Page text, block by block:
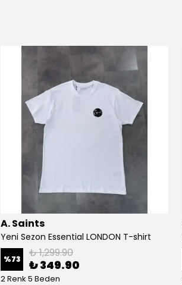
A. Saints
Yeni Sezon Essential LONDON T-shirt
%73 ₺ 1,299.90
₺ 349.90
2 Renk 5 Beden